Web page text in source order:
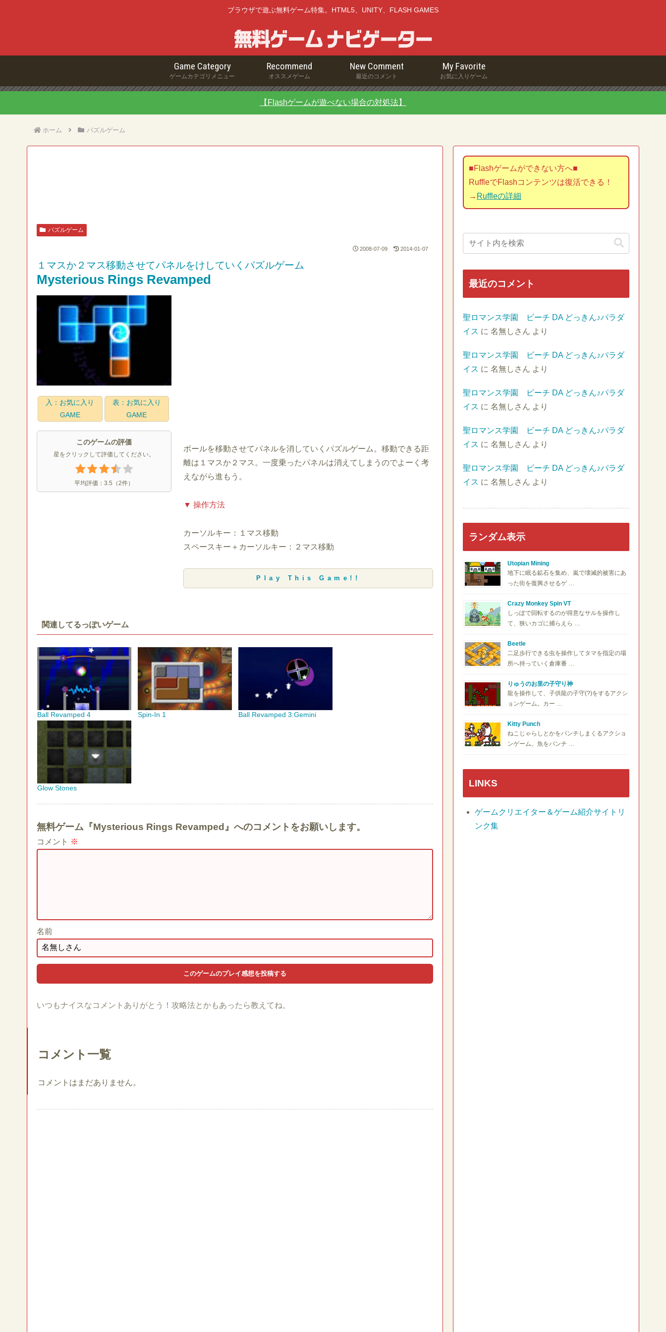
ブラウザで遊ぶ無料ゲーム特集。HTML5、UNITY、FLASH GAMES
Game Category
ゲームカテゴリメニュー
Recommend
オススメゲーム
New Comment
最近のコメント
My Favorite
お気に入りゲーム
【Flashゲームが遊べない場合の対処法】
ホーム パズルゲーム
パズルゲーム
2008-07-09 2014-01-07
１マスか２マス移動させてパネルをけしていくパズルゲーム
Mysterious Rings Revamped
入：お気に入り
GAME
表：お気に入り
GAME
このゲームの評価
星をクリックして評価してください。
平均評価： 3.5 （2件）
ボールを移動させてパネルを消していくパズルゲーム。移動できる距
離は１マスか２マス。一度乗ったパネルは消えてしまうのでよーく考
えながら進もう。
▼ 操作方法
カーソルキー：１マス移動
スペースキー＋カーソルキー：２マス移動
Play This Game!!
関連してるっぽいゲーム
Ball Revamped 4 Spin-In 1 Ball Revamped 3:Gemini
Glow Stones
無料ゲーム『Mysterious Rings Revamped』へのコメントをお願いします。
コメント ※
名前
いつもナイスなコメントありがとう！攻略法とかもあったら教えてね。
コメント一覧
コメントはまだありません。
■Flashゲームができない方へ■
RuffleでFlashコンテンツは復活できる！
→ Ruffleの詳細
最近のコメント
聖ロマンス学園 ビーチ DA どっきん♪パラダ
イス に 名無しさん より
聖ロマンス学園 ビーチ DA どっきん♪パラダ
イス に 名無しさん より
聖ロマンス学園 ビーチ DA どっきん♪パラダ
イス に 名無しさん より
聖ロマンス学園 ビーチ DA どっきん♪パラダ
イス に 名無しさん より
聖ロマンス学園 ビーチ DA どっきん♪パラダ
イス に 名無しさん より
ランダム表示
Utopian Mining
地下に眠る鉱石を集め、嵐で壊滅的被害にあ
った街を復興させるゲ …
Crazy Monkey Spin VT
しっぽで回転するのが得意なサルを操作し
て、狭いカゴに捕らえら …
Beetle
二足歩行できる虫を操作してタマを指定の場
所へ持っていく倉庫番 …
りゅうのお里の子守り神
龍を操作して、子供龍の子守(?)をするアクシ
ョンゲーム。カー …
Kitty Punch
ねこじゃらしとかをパンチしまくるアクショ
ンゲーム。魚をパンチ …
LINKS
ゲームクリエイター＆ゲーム紹介サイトリ
ンク集